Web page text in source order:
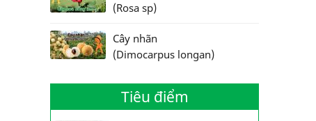
(Rosa sp)
Cây nhãn
(Dimocarpus longan)
Tiêu điểm